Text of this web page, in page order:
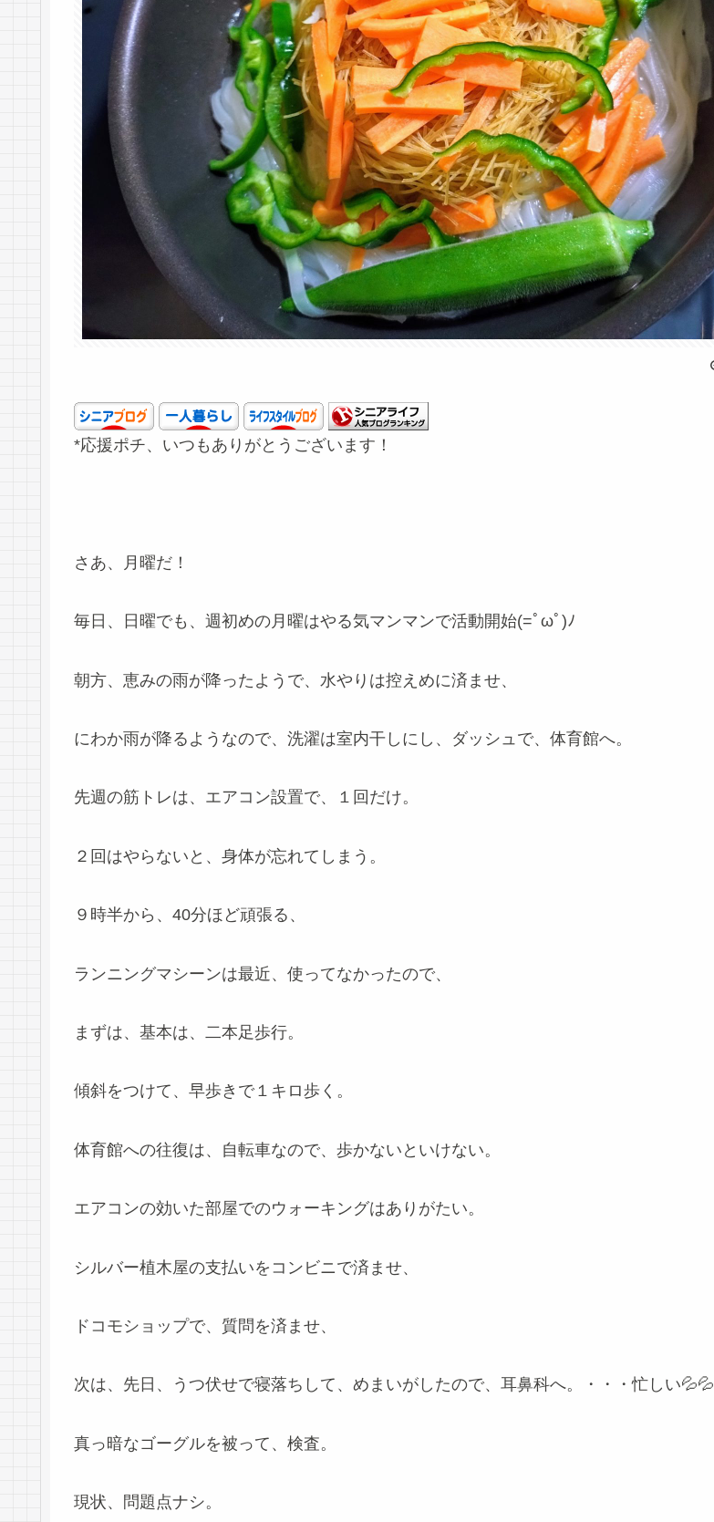
*応援ポチ、いつもありがとうございます！
さあ、月曜だ！
毎日、日曜でも、週初めの月曜はやる気マンマンで活動開始(=ﾟωﾟ)ﾉ
朝方、恵みの雨が降ったようで、水やりは控えめに済ませ、
にわか雨が降るようなので、洗濯は室内干しにし、ダッシュで、体育館へ。
先週の筋トレは、エアコン設置で、１回だけ。
２回はやらないと、身体が忘れてしまう。
９時半から、40分ほど頑張る、
ランニングマシーンは最近、使ってなかったので、
まずは、基本は、二本足歩行。
傾斜をつけて、早歩きで１キロ歩く。
体育館への往復は、自転車なので、歩かないといけない。
エアコンの効いた部屋でのウォーキングはありがたい。
シルバー植木屋の支払いをコンビニで済ませ、
ドコモショップで、質問を済ませ、
次は、先日、うつ伏せで寝落ちして、めまいがしたので、耳鼻科へ。・・・忙しい💦💦
真っ暗なゴーグルを被って、検査。
現状、問題点ナシ。